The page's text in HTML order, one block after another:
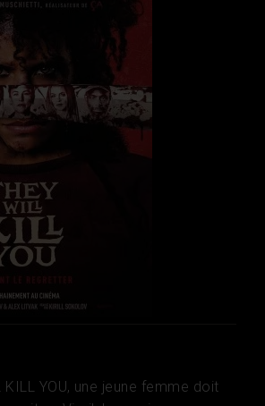
KILL YOU, une jeune femme doit